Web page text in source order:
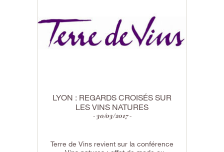
LYON : REGARDS CROISÉS SUR
LES VINS NATURES
30/03/2017
Terre de Vins revient sur la conférence